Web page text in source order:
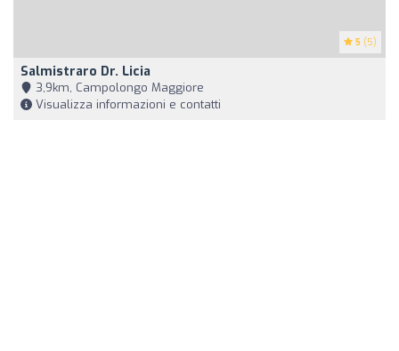
5 (5)
Salmistraro Dr. Licia
3,9km, Campolongo Maggiore
Visualizza informazioni e contatti